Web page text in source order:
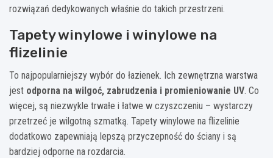
rozwiązań dedykowanych właśnie do takich przestrzeni.
Tapety winylowe i winylowe na
flizelinie
To najpopularniejszy wybór do łazienek. Ich zewnętrzna warstwa
jest odporna na wilgoć, zabrudzenia i promieniowanie UV. Co
więcej, są niezwykle trwałe i łatwe w czyszczeniu – wystarczy
przetrzeć je wilgotną szmatką. Tapety winylowe na flizelinie
dodatkowo zapewniają lepszą przyczepność do ściany i są
bardziej odporne na rozdarcia.